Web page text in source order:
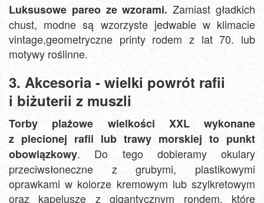
Luksusowe pareo ze wzorami.Zamiast gładkich
chust, modne są wzorzyste jedwabie w klimacie
vintage,geometryczne printy rodem z lat 70. lub
motywy roślinne.
3. Akcesoria - wielki powrót rafii
i biżuterii z muszli
Torby plażowe wielkości XXL wykonane
z plecionej rafii lub trawy morskiej to punkt
obowiązkowy. Do tego dobieramy okulary
przeciwsłoneczne z grubymi, plastikowymi
oprawkami w kolorze kremowym lub szylkretowym
oraz kapelusze z gigantycznym rondem, które